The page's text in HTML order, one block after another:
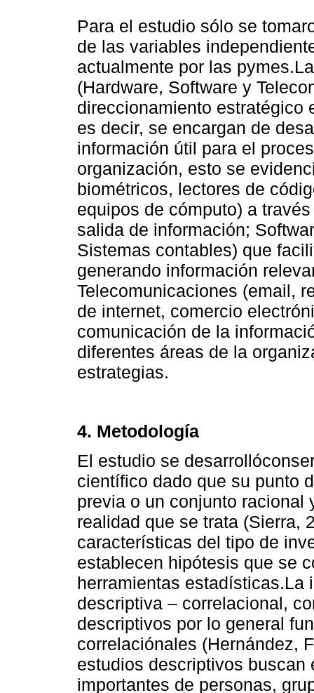
Para el estudio sólo se
de las variables
actualmente por las
(Hardware, Software y
direccionamiento estratégico
es decir, se encargan de
información útil para el
organización, esto se
biométricos, lectores de
equipos de cómputo) a
salida de información;
Sistemas contables) que
generando información
Telecomunicaciones (email,
de internet, comercio
comunicación de la
diferentes áreas de la
estrategias.
4. Metodología
El estudio se
científico dado que su punto
previa o un conjunto racional
realidad que se trata (Sierra,
características del tipo de
establecen hipótesis que se
herramientas estadísticas.La
descriptiva – correlacional,
descriptivos por lo general
correlaciónales (Hernández,
estudios descriptivos
importantes de personas,